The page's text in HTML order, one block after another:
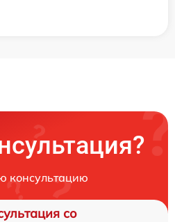
консультацию
со